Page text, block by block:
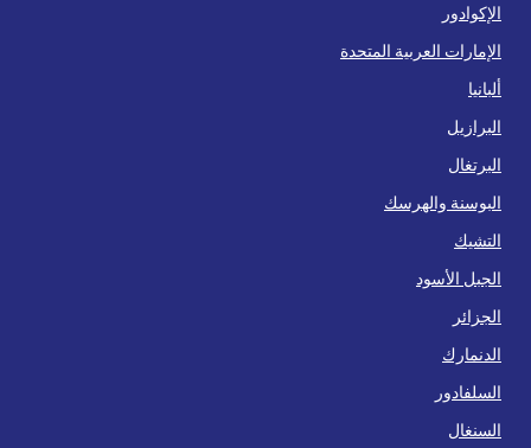
الإكوادور
الإمارات العربية المتحدة
ألبانيا
البرازيل
البرتغال
البوسنة والهرسك
التشيك
الجبل الأسود
الجزائر
الدنمارك
السلفادور
السنغال